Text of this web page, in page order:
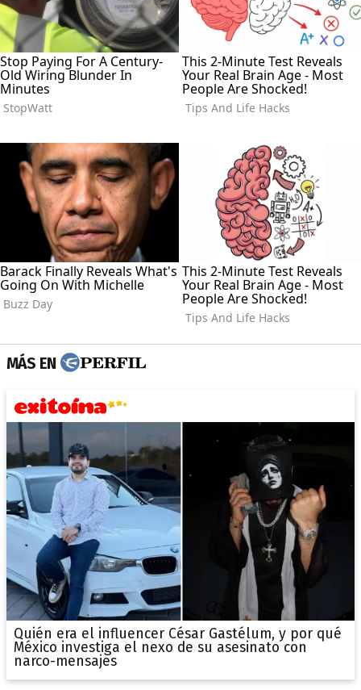
MÁS EN
Quién era el influencer César Gastélum, y por qué
México investiga el nexo de su asesinato con
narco-mensajes